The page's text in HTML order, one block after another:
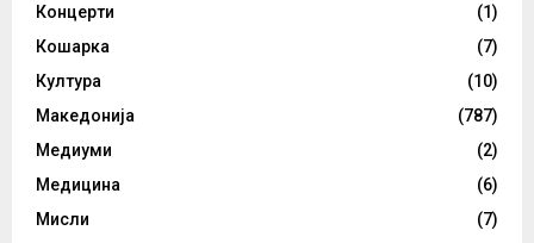
Концерти
(1)
Кошарка
(7)
Култура
(10)
Македонија
(787)
Медиуми
(2)
Медицина
(6)
Мисли
(7)